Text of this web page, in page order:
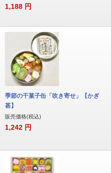
1,188 円
季節の干菓子缶「吹き寄せ」【かぎ
甚】
販売価格(税込)
1,242 円